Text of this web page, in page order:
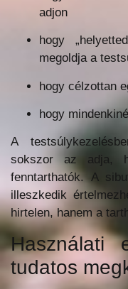
adjon
hogy
megoldja a
hogy célzottan
hogy
A
sokszor az adja,
fenntarthatók. A
illeszkedik
hirtelen, hanem a
Használati
tudatos